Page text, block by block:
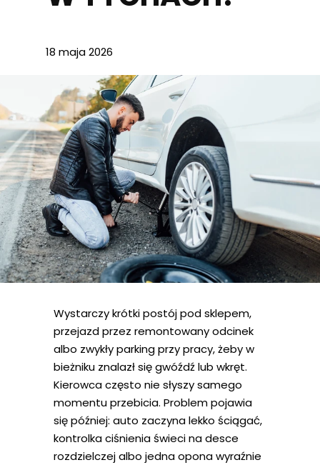
18 maja 2026
Wystarczy krótki postój pod sklepem,
przejazd przez remontowany odcinek
albo zwykły parking przy pracy, żeby w
bieżniku znalazł się gwóźdź lub wkręt.
Kierowca często nie słyszy samego
momentu przebicia. Problem pojawia
się później: auto zaczyna lekko ściągać,
kontrolka ciśnienia świeci na desce
rozdzielczej albo jedna opona wyraźnie